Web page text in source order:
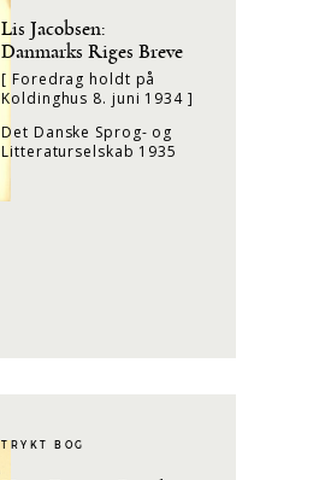
Lis Jacobsen:
Danmarks Riges Breve
[ Foredrag holdt på
Koldinghus 8. juni 1934 ]
Det Danske Sprog- og
Litteraturselskab 1935
TRYKT BOG